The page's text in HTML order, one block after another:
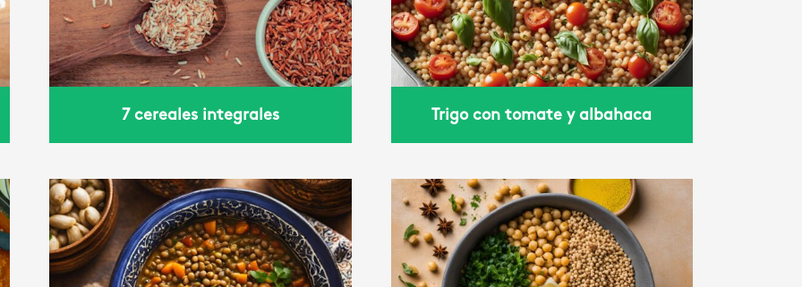
7 cereales integrales Trigo con tomate y albahaca